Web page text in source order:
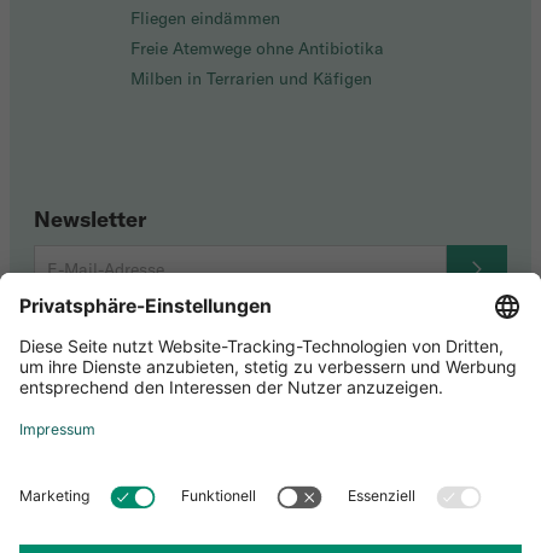
Fliegen eindämmen
Freie Atemwege ohne Antibiotika
Milben in Terrarien und Käfigen
Newsletter
Youtube
Zertifizierungen